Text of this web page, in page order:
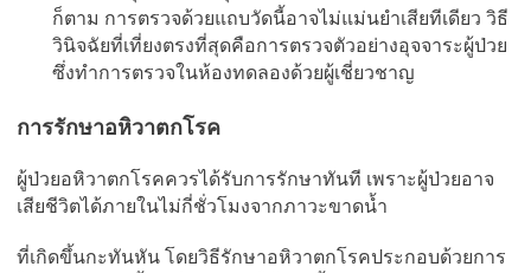
ก็ตาม การตรวจด้วยแถบวัดนี้อาจไม่แม่นยำเสียทีเดียว วิธี
วินิจฉัยที่เที่ยงตรงที่สุดคือการตรวจตัวอย่างอุจจาระผู้ป่วย
ซึ่งทำการตรวจในห้องทดลองด้วยผู้เชี่ยวชาญ
การรักษาอหิวาตกโรค
ผู้ป่วยอหิวาตกโรคควรได้รับการรักษาทันที เพราะผู้ป่วยอาจ
เสียชีวิตได้ภายในไม่กี่ชั่วโมงจากภาวะขาดน้ำ
ที่เกิดขึ้นกะทันหัน โดยวิธีรักษาอหิวาตกโรคประกอบด้วยการ